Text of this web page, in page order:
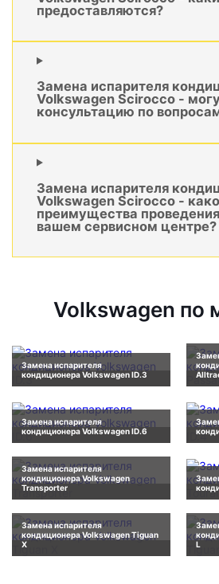
предоставляются?
Замена испарителя
Volkswagen Scirocco -
консультацию по
Замена испарителя
Volkswagen Scirocco -
преимущества
вашем сервисном центре?
Volkswagen по
Замена испарителя
кондиционера Volkswagen ID.3
Замена испарителя
кондиционера Volkswagen ID.6
Замена испарителя
кондиционера Volkswagen
Transporter
Замена испарителя
кондиционера Volkswagen Tiguan
X
L